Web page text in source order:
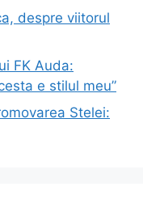
despre viitorul
FK Auda:
e stilul meu”
Stelei: